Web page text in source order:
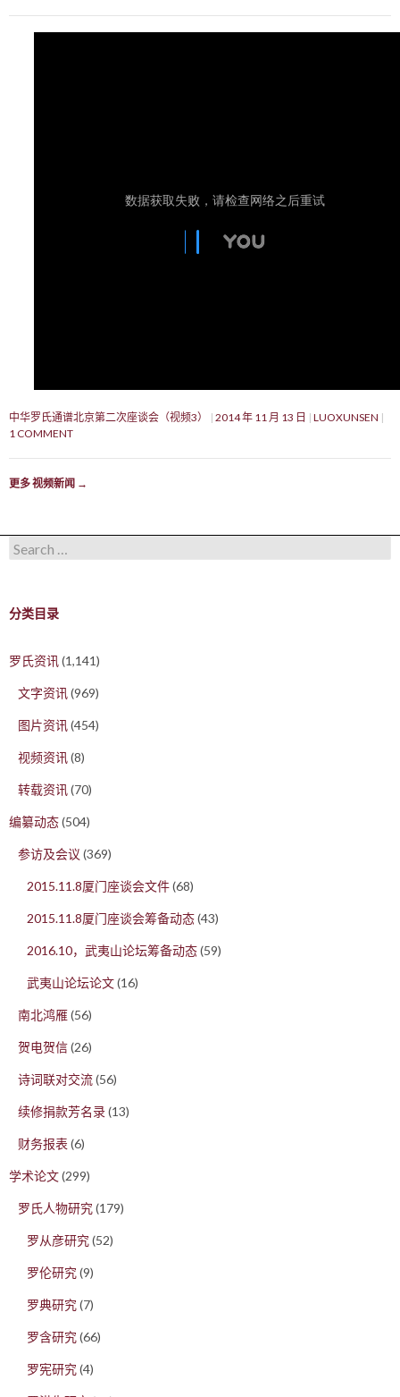
中华罗氏通谱北京第二次座谈会（视频3） 2014 年 11 月 13 日
LUOXUNSEN
1 COMMENT
更多 视频新闻 →
Search for:
分类目录
罗氏资讯(1,141)
文字资讯(969)
图片资讯(454)
视频资讯(8)
转载资讯(70)
编纂动态(504)
参访及会议 (369)
2015.11.8厦门座谈会文件(68)
2015.11.8厦门座谈会筹备动态(43)
2016.10，武夷山论坛筹备动态(59)
武夷山论坛论文(16)
南北鸿雁(56)
贺电贺信(26)
诗词联对交流(56)
续修捐款芳名录(13)
财务报表 (6)
学术论文(299)
罗氏人物研究(179)
罗从彦研究(52)
罗伦研究(9)
罗典研究(7)
罗含研究(66)
罗宪研究(4)